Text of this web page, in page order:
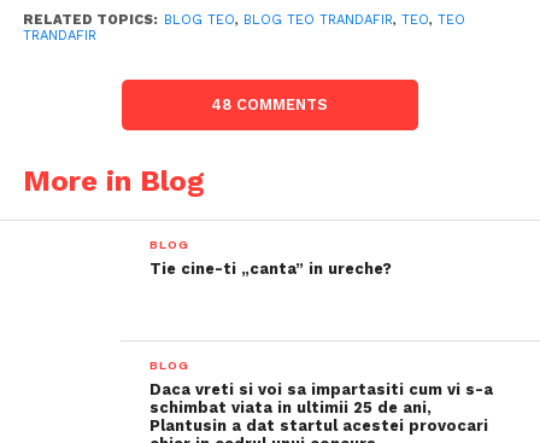
RELATED TOPICS: BLOG TEO, BLOG TEO TRANDAFIR, TEO, TEO
TRANDAFIR
48 COMMENTS
More in Blog
BLOG
Tie cine-ti „canta” in ureche?
BLOG
Daca vreti si voi sa impartasiti cum vi s-a
schimbat viata in ultimii 25 de ani,
Plantusin a dat startul acestei provocari